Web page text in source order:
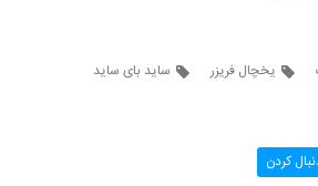
یخچال فریزر ساید بای ساید
کردن